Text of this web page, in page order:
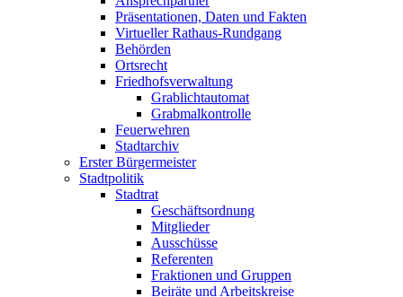
Präsentationen, Daten und Fakten
Virtueller Rathaus-Rundgang
Behörden
Ortsrecht
Friedhofsverwaltung
Grablichtautomat
Grabmalkontrolle
Feuerwehren
Stadtarchiv
Erster Bürgermeister
Stadtpolitik
Stadtrat
Geschäftsordnung
Mitglieder
Ausschüsse
Referenten
Fraktionen und Gruppen
Beiräte und Arbeitskreise